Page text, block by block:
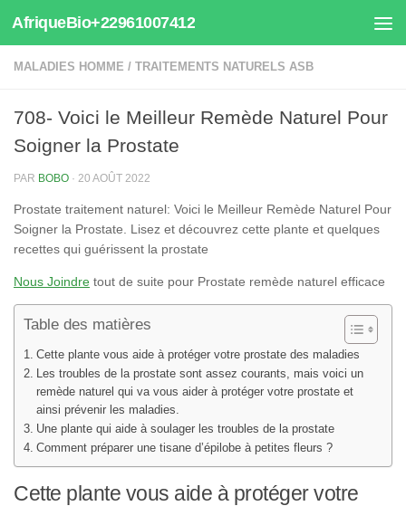
Au dessous du contenu
AfriqueBio+22961007412
MALADIES HOMME / TRAITEMENTS NATURELS ASB
708- Voici le Meilleur Remède Naturel Pour
Soigner la Prostate
PAR BOBO · 20 AOÛT 2022
Prostate traitement naturel: Voici le Meilleur Remède Naturel Pour
Soigner la Prostate. Lisez et découvrez cette plante et quelques
recettes qui guérissent la prostate
Nous Joindre tout de suite pour Prostate remède naturel efficace
Table des matières
Cette plante vous aide à protéger votre prostate des maladies
Les troubles de la prostate sont assez courants, mais voici un
remède naturel qui va vous aider à protéger votre prostate et
ainsi prévenir les maladies.
Une plante qui aide à soulager les troubles de la prostate
Comment préparer une tisane d’épilobe à petites fleurs ?
Cette plante vous aide à protéger votre